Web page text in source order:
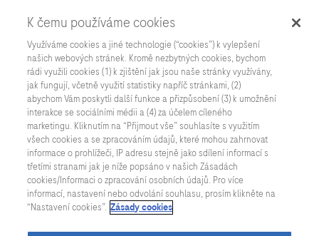
K čemu používáme cookies
Využíváme cookies a jiné technologie (“cookies”) k vylepšení
našich webových stránek. Kromě nezbytných cookies, bychom
rádi využili cookies (1) k zjištění jak jsou naše stránky využívány,
jak fungují, včetně využití statistiky napříč stránkami, (2)
abychom Vám poskytli další funkce a přizpůsobení (3) k umožnění
interakce se sociálními médii a (4) za účelem cíleného
marketingu. Kliknutím na “Přijmout vše” souhlasíte s využitím
všech cookies a se zpracováním údajů, které mohou zahrnovat
informace o prohlížeči, IP adresu stejně jako sdílení informací s
třetími stranami jak je níže popsáno v našich Zásadách
cookies/Informaci o zpracování osobních údajů. Pro více
informací, nastavení nebo odvolání souhlasu, prosím klikněte na
“Nastavení cookies”. Zásady cookies